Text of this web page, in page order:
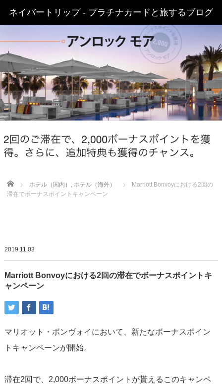
ネイバートリップ - プラチナカードと旅するブログ
Home ホテル（国内） , ホテル（海外）
Marriott Bonvoyにおける2回の
滞在でボーナスポイントキャンペーン
2019.11.03
Marriott Bonvoyにおける2回の滞在でボーナスポイントキ
ャンペーン
マリオット・ボンヴォイにおいて、新たなボーナスポイン
トキャンペーンが開始。
滞在2回で、2,000ボーナスポイントが貰えるこのキャンペ